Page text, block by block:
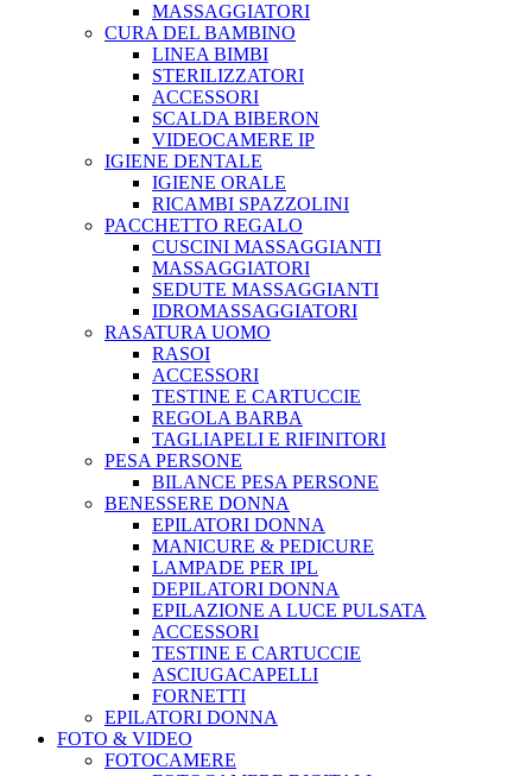
MASSAGGIATORI
CURA DEL BAMBINO
LINEA BIMBI
STERILIZZATORI
ACCESSORI
SCALDA BIBERON
VIDEOCAMERE IP
IGIENE DENTALE
IGIENE ORALE
RICAMBI SPAZZOLINI
PACCHETTO REGALO
CUSCINI MASSAGGIANTI
MASSAGGIATORI
SEDUTE MASSAGGIANTI
IDROMASSAGGIATORI
RASATURA UOMO
RASOI
ACCESSORI
TESTINE E CARTUCCIE
REGOLA BARBA
TAGLIAPELI E RIFINITORI
PESA PERSONE
BILANCE PESA PERSONE
BENESSERE DONNA
EPILATORI DONNA
MANICURE & PEDICURE
LAMPADE PER IPL
DEPILATORI DONNA
EPILAZIONE A LUCE PULSATA
ACCESSORI
TESTINE E CARTUCCIE
ASCIUGACAPELLI
FORNETTI
EPILATORI DONNA
FOTO & VIDEO
FOTOCAMERE